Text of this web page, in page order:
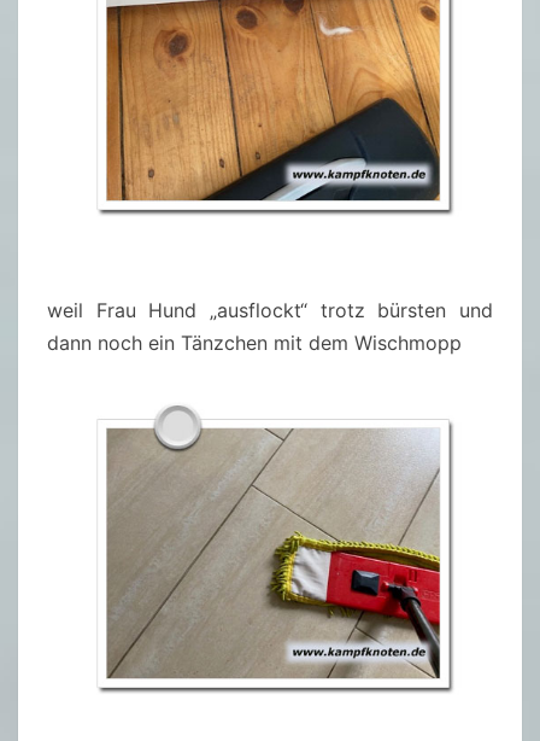
weil Frau Hund „ausflockt“ trotz bürsten und
dann noch ein Tänzchen mit dem Wischmopp